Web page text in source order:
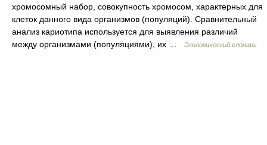
хромосомный набор, совокупность хромосом, характерных для
клеток данного вида организмов (популяций). Сравнительный
анализ кариотипа используется для выявления различий
между организмами (популяциями), их …
Экологический словарь